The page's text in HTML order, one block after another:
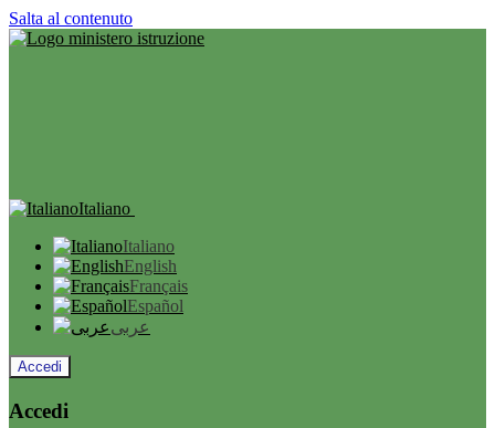
Salta al contenuto
Italiano
Italiano
English
Français
Español
عربى
Accedi
Accedi